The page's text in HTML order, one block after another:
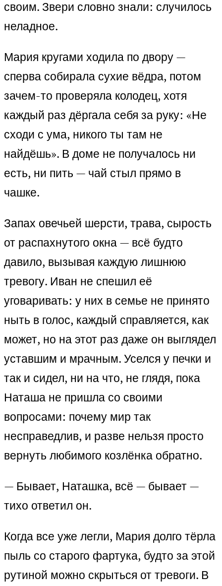
своим. Звери словно знали: случилось
неладное.
Мария кругами ходила по двору —
сперва собирала сухие вёдра, потом
зачем-то проверяла колодец, хотя
каждый раз дёргала себя за руку: «Не
сходи с ума, никого ты там не
найдёшь». В доме не получалось ни
есть, ни пить — чай стыл прямо в
чашке.
Запах овечьей шерсти, трава, сырость
от распахнутого окна — всё будто
давило, вызывая каждую лишнюю
тревогу. Иван не спешил её
уговаривать: у них в семье не принято
ныть в голос, каждый справляется, как
может, но на этот раз даже он выглядел
уставшим и мрачным. Уселся у печки и
так и сидел, ни на что, не глядя, пока
Наташа не пришла со своими
вопросами: почему мир так
несправедлив, и разве нельзя просто
вернуть любимого козлёнка обратно.
— Бывает, Наташка, всё — бывает —
тихо ответил он.
Когда все уже легли, Мария долго тёрла
пыль со старого фартука, будто за этой
рутиной можно скрыться от тревоги. В